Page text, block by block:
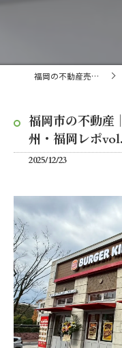
福岡の不動産売買・仲介なら株式会社ランドマーク
福岡市の不動産
州・福岡レポ
2025/12/23